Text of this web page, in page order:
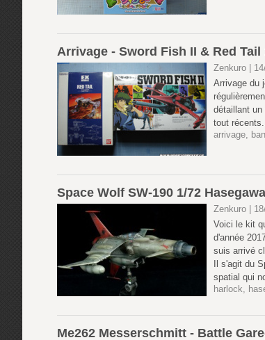
Arrivage - Sword Fish II & Red Tail
Zenkuro |
Arrivage du
détaillant
tout
arrivage,
Space Wolf SW-190 1/72 Hasegawa
Zenkuro |
Voici le kit
d'année
suis arrivé
Il s'agit du
spatial qui
harlock,
Me262 Messerschmitt - Battle